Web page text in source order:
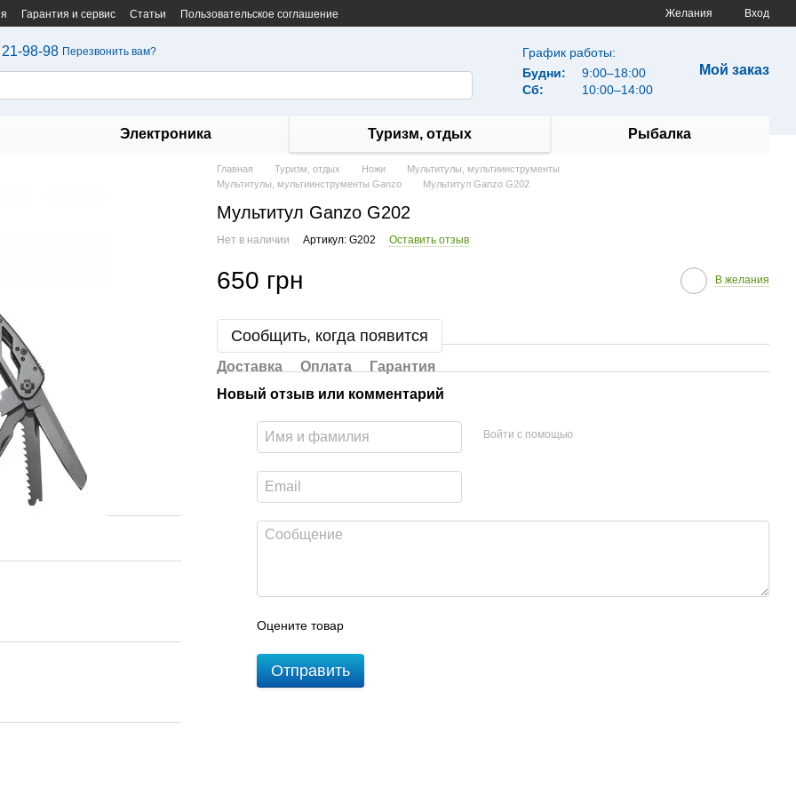
Гарантия и сервис Статьи Пользовательское соглашение Желания Вход
98-98 Перезвонить вам?
График работы:
Будни:
9:00–18:00
Сб:
10:00–14:00
Мой заказ
Электроника Туризм, отдых Рыбалка
Главная Туризм, отдых Ножи
Мультитулы, мультиинструменты
Мультитулы, мультиинструменты Ganzo
Мультитул Ganzo G202
Мультитул Ganzo G202
Нет в наличии Артикул: G202 Оставить отзыв
650 грн В желания
Сообщить, когда появится
Доставка Оплата
Гарантия
Новый отзыв или комментарий
Войти с помощью
Оцените товар
Отправить